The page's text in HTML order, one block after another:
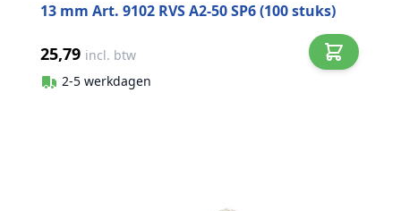
13 mm Art. 9102 RVS A2-50 SP6 (100 stuks)
25,79 incl. btw
2-5 werkdagen